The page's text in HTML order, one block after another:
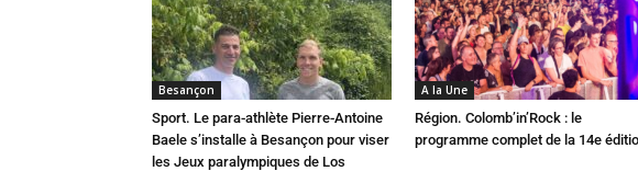
Besançon
Sport. Le para-athlète Pierre-Antoine
Baele s’installe à Besançon pour viser
les Jeux paralympiques de Los
A la Une
Région. Colomb’in’Rock : le
programme complet de la 14e